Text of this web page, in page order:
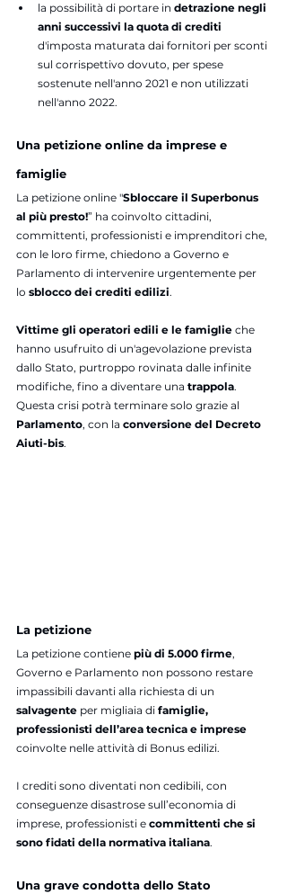
la possibilità di portare in detrazione negli
anni successivi la quota di crediti
d'imposta maturata dai fornitori per sconti
sul corrispettivo dovuto, per spese
sostenute nell'anno 2021 e non utilizzati
nell'anno 2022.
Una petizione online da imprese e
famiglie
La petizione online "Sbloccare il Superbonus
al più presto!” ha coinvolto cittadini,
committenti, professionisti e imprenditori che,
con le loro firme, chiedono a Governo e
Parlamento di intervenire urgentemente per
lo sblocco dei crediti edilizi.
Vittime gli operatori edili e le famiglie che
hanno usufruito di un'agevolazione prevista
dallo Stato, purtroppo rovinata dalle infinite
modifiche, fino a diventare una trappola.
Questa crisi potrà terminare solo grazie al
Parlamento, con la conversione del Decreto
Aiuti-bis.
La petizione
La petizione contiene più di 5.000 firme,
Governo e Parlamento non possono restare
impassibili davanti alla richiesta di un
salvagente per migliaia di famiglie,
professionisti dell’area tecnica e imprese
coinvolte nelle attività di Bonus edilizi.
I crediti sono diventati non cedibili, con
conseguenze disastrose sull’economia di
imprese, professionisti e committenti che si
sono fidati della normativa italiana.
Una grave condotta dello Stato